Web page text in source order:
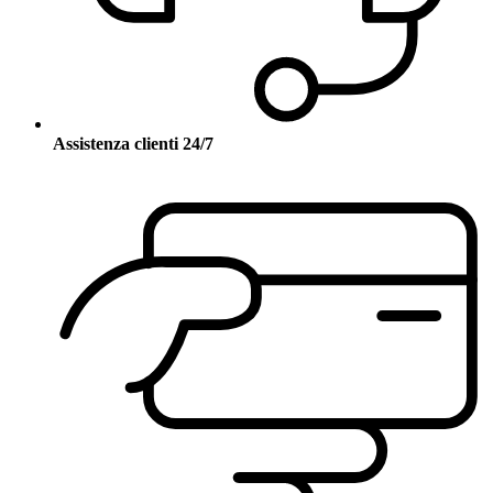
Assistenza clienti 24/7